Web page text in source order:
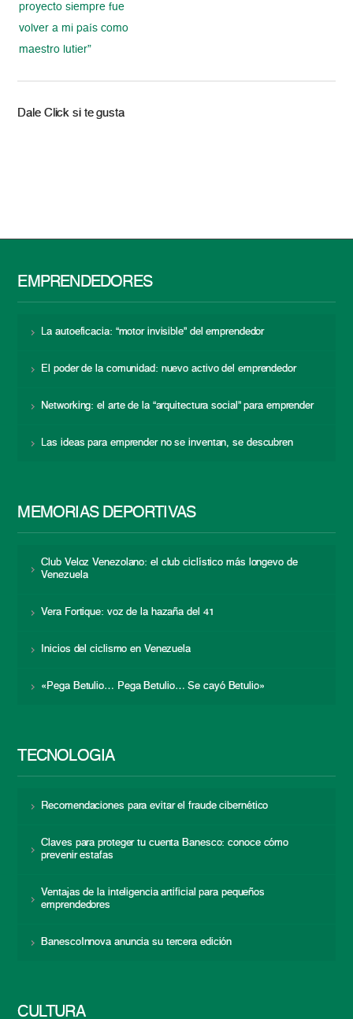
proyecto siempre fue
volver a mi país como
maestro lutier”
Dale Click si te gusta
EMPRENDEDORES
La autoeficacia: “motor invisible” del emprendedor
El poder de la comunidad: nuevo activo del emprendedor
Networking: el arte de la “arquitectura social” para emprender
Las ideas para emprender no se inventan, se descubren
MEMORIAS DEPORTIVAS
Club Veloz Venezolano: el club ciclístico más longevo de
Venezuela
Vera Fortique: voz de la hazaña del 41
Inicios del ciclismo en Venezuela
«Pega Betulio… Pega Betulio… Se cayó Betulio»
TECNOLOGÍA
Recomendaciones para evitar el fraude cibernético
Claves para proteger tu cuenta Banesco: conoce cómo
prevenir estafas
Ventajas de la inteligencia artificial para pequeños
emprendedores
BanescoInnova anuncia su tercera edición
CULTURA